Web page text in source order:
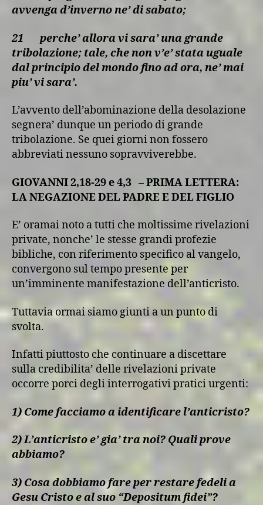
avvenga d’inverno ne’ di sabato;
21 perche’ allora vi sara’ una grande
tribolazione; tale, che non v’e’ stata uguale
dal principio del mondo fino ad ora, ne’ mai
piu’ vi sara’.
L’avvento dell’abominazione della desolazione
segnera’ dunque un periodo di grande
tribolazione. Se quei giorni non fossero
abbreviati nessuno sopravviverebbe.
GIOVANNI 2,18-29 e 4,3 – PRIMA LETTERA:
LA NEGAZIONE DEL PADRE E DEL FIGLIO
E’ oramai noto a tutti che moltissime rivelazioni
private, nonche’ le stesse grandi profezie
bibliche, con riferimento specifico al vangelo,
convergono sul tempo presente per
un’imminente manifestazione dell’anticristo.
Tuttavia ormai siamo giunti a un punto di
svolta.
Infatti piuttosto che continuare a discettare
sulla credibilita’ delle rivelazioni private
occorre porci degli interrogativi pratici urgenti:
1) Come facciamo a identificare l’anticristo?
2) L’anticristo e’ gia’ tra noi? Quali prove
abbiamo?
3) Cosa dobbiamo fare per restare fedeli a
Gesu Cristo e al suo “Depositum fidei”?